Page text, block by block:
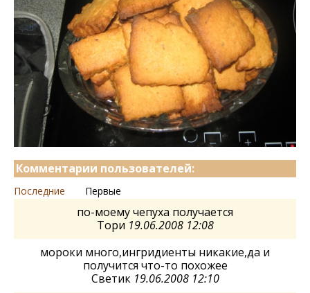
Комментарии пользователей:
Последние Первые
по-моему чепуха получается
Тори 19.06.2008 12:08
мороки много,ингридиенты никакие,да и
получится что-то похожее
Светик 19.06.2008 12:10